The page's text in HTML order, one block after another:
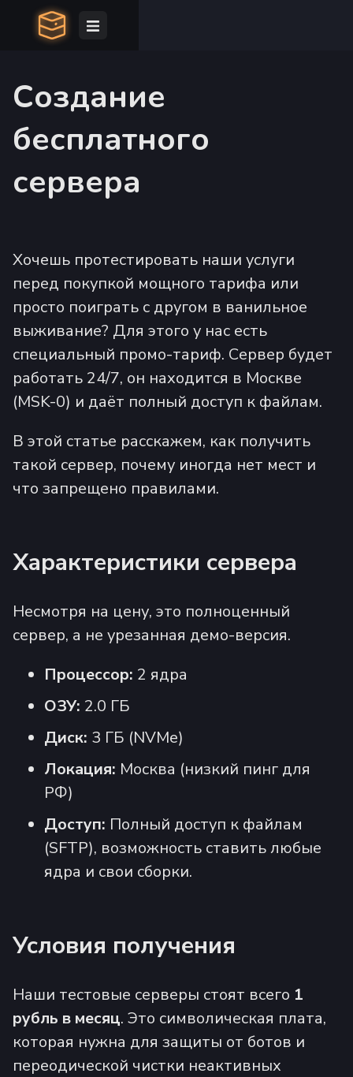
Создание
бесплатного
сервера
Хочешь протестировать наши услуги
перед покупкой мощного тарифа или
просто поиграть с другом в ванильное
выживание? Для этого у нас есть
специальный промо-тариф. Сервер будет
работать 24/7, он находится в Москве
(MSK-0) и даёт полный доступ к файлам.
В этой статье расскажем, как получить
такой сервер, почему иногда нет мест и
что запрещено правилами.
Характеристики сервера
Несмотря на цену, это полноценный
сервер, а не урезанная демо-версия.
Процессор: 2 ядра
ОЗУ: 2.0 ГБ
Диск: 3 ГБ (NVMe)
Локация: Москва (низкий пинг для
РФ)
Доступ: Полный доступ к файлам
(SFTP), возможность ставить любые
ядра и свои сборки.
Условия получения
Наши тестовые серверы стоят всего 1
рубль в месяц. Это символическая плата,
которая нужна для защиты от ботов и
переодической чистки неактивных